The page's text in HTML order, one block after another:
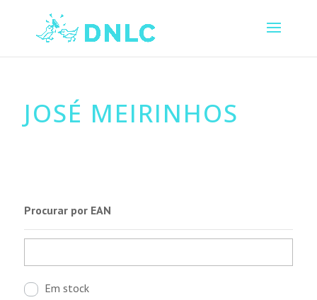
JOSÉ MEIRINHOS
Procurar por EAN
Em stock